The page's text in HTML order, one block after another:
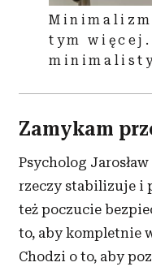
tym
Zamykam
Psycholog
rzeczy stabilizuje i
też poczucie
to, aby kompletnie
Chodzi o to, aby